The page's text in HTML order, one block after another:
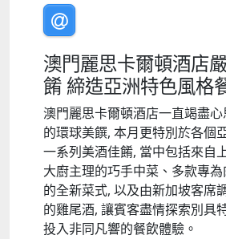
澳門麗思卡爾頓酒店
餚 締造亞洲特色風格
澳門麗思卡爾頓酒店一直竭盡
的環球美饌, 本月更特別於各個
一系列美酒佳餚, 當中包括來自
大廚主理的巧手中菜、多款專
的全新菜式, 以及由新加坡客席
的雞尾酒, 讓賓客盡情探索別具
投入非同凡響的餐飲體驗。